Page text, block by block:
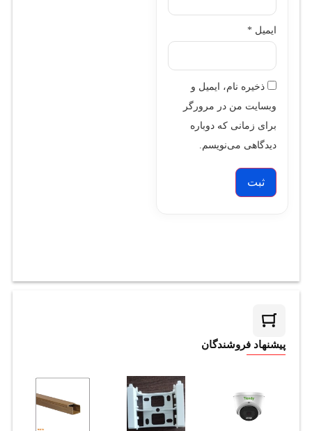
ایمیل *
ذخیره نام، ایمیل و
وبسایت من در مرورگر
برای زمانی که دوباره
دیدگاهی می‌نویسم.
پیشنهاد فروشندگان